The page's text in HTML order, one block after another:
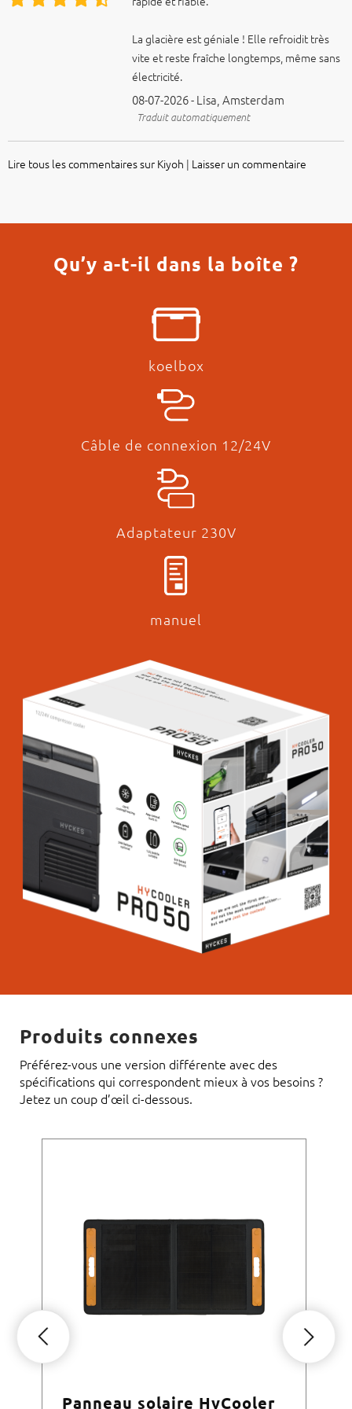
La glacière est géniale ! Elle refroidit très
vite et reste fraîche longtemps, même sans
électricité.
08-07-2026 - Lisa, Amsterdam
Traduit automatiquement
Lire tous les commentaires sur Kiyoh | Laisser un commentaire
Qu’y a-t-il dans la boîte ?
koelbox
Câble de connexion 12/24V
Adaptateur 230V
manuel
Produits connexes
Préférez-vous une version différente avec des
spécifications qui correspondent mieux à vos besoins ?
Jetez un coup d’œil ci-dessous.
Panneau solaire HyCooler